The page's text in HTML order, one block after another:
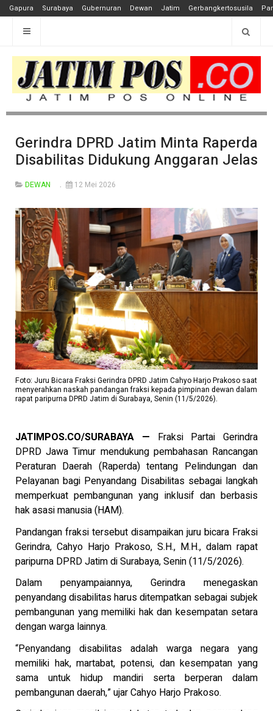
Gapura Surabaya Gubernuran Dewan Jatim Gerbangkertosusila
Gerindra DPRD Jatim Minta Raperda
Disabilitas Didukung Anggaran Jelas
DEWAN 12 Mei 2026
Foto: Juru Bicara Fraksi Gerindra DPRD Jatim Cahyo Harjo Prakoso saat
menyerahkan naskah pandangan fraksi kepada pimpinan dewan dalam
rapat paripurna DPRD Jatim di Surabaya, Senin (11/5/2026).
JATIMPOS.CO/SURABAYA — Fraksi Partai Gerindra
DPRD Jawa Timur mendukung pembahasan Rancangan
Peraturan Daerah (Raperda) tentang Pelindungan dan
Pelayanan bagi Penyandang Disabilitas sebagai langkah
memperkuat pembangunan yang inklusif dan berbasis
hak asasi manusia (HAM).
Pandangan fraksi tersebut disampaikan juru bicara Fraksi
Gerindra, Cahyo Harjo Prakoso, S.H., M.H., dalam rapat
paripurna DPRD Jatim di Surabaya, Senin (11/5/2026).
Dalam penyampaiannya, Gerindra menegaskan
penyandang disabilitas harus ditempatkan sebagai subjek
pembangunan yang memiliki hak dan kesempatan setara
dengan warga lainnya.
“Penyandang disabilitas adalah warga negara yang
memiliki hak, martabat, potensi, dan kesempatan yang
sama untuk hidup mandiri serta berperan dalam
pembangunan daerah,” ujar Cahyo Harjo Prakoso.